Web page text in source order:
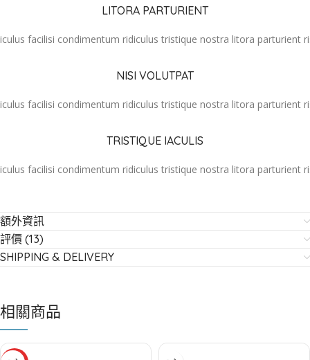
LITORA PARTURIENT
facilisi condimentum ridiculus tristique nostra litora parturient
NISI VOLUTPAT
facilisi condimentum ridiculus tristique nostra litora parturient
TRISTIQUE IACULIS
facilisi condimentum ridiculus tristique nostra litora parturient
額外資訊
評價 (13)
SHIPPING & DELIVERY
相關商品